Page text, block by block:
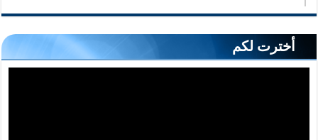
أخترت لكم